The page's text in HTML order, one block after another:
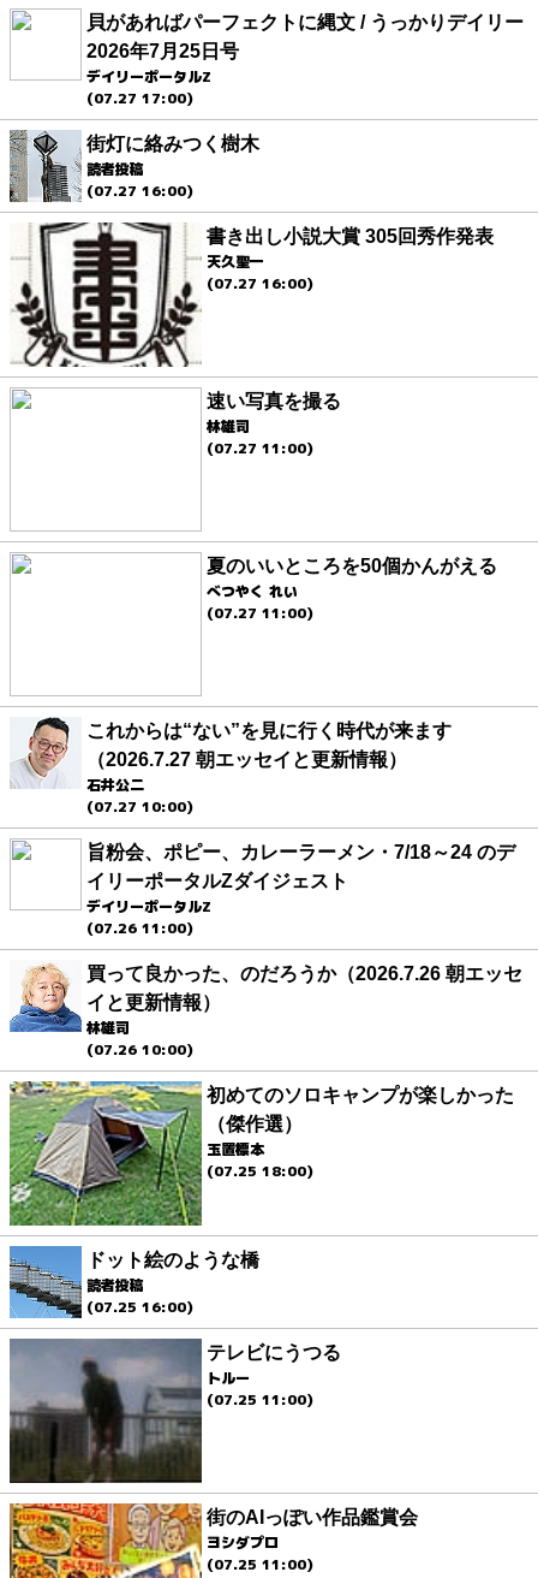
貝があればパーフェクトに縄文 / うっかりデイリー
2026年7月25日号
デイリーポータルZ
(07.27 17:00)
街灯に絡みつく樹木
読者投稿
(07.27 16:00)
書き出し小説大賞 305回秀作発表
天久聖一
(07.27 16:00)
速い写真を撮る
林雄司
(07.27 11:00)
夏のいいところを50個かんがえる
べつやく れい
(07.27 11:00)
これからは“ない”を見に行く時代が来ます
（2026.7.27 朝エッセイと更新情報）
石井公二
(07.27 10:00)
旨粉会、ポピー、カレーラーメン・7/18～24 のデ
イリーポータルZダイジェスト
デイリーポータルZ
(07.26 11:00)
買って良かった、のだろうか（2026.7.26 朝エッセ
イと更新情報）
林雄司
(07.26 10:00)
初めてのソロキャンプが楽しかった
（傑作選）
玉置標本
(07.25 18:00)
ドット絵のような橋
読者投稿
(07.25 16:00)
テレビにうつる
トルー
(07.25 11:00)
街のAIっぽい作品鑑賞会
ヨシダプロ
(07.25 11:00)